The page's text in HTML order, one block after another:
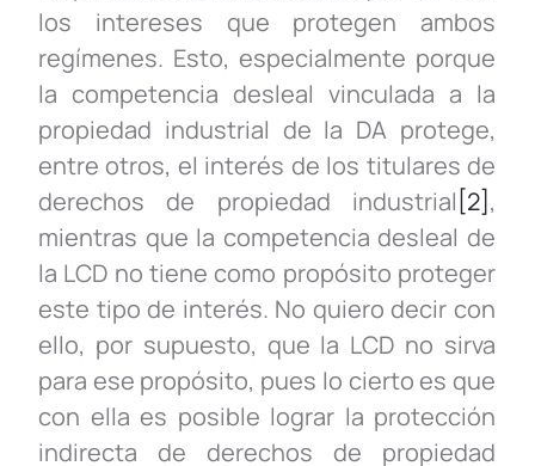
los intereses que protegen ambos
regímenes. Esto, especialmente porque
la competencia desleal vinculada a la
propiedad industrial de la DA protege,
entre otros, el interés de los titulares de
derechos de propiedad industrial [2],
mientras que la competencia desleal de
la LCD no tiene como propósito proteger
este tipo de interés. No quiero decir con
ello, por supuesto, que la LCD no sirva
para ese propósito, pues lo cierto es que
con ella es posible lograr la protección
indirecta de derechos de propiedad